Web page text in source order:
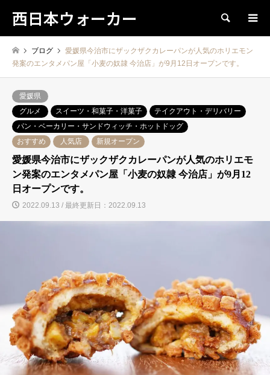
西日本ウォーカー 検索
ブログ
愛媛県今治市にザックザクカレーパンが人気のホリエモン
発案のエンタメパン屋「小麦の奴隷 今治店」が9月12日オープンです。
愛媛県
グルメ
スイーツ・和菓子・洋菓子
テイクアウト・デリバリー
パン・ベーカリー・サンドウィッチ・ホットドッグ
おすすめ
人気店 新規オープン
愛媛県今治市にザックザクカレーパンが人気のホリエモ
ン発案のエンタメパン屋「小麦の奴隷 今治店」が9月12
日オープンです。
2022.09.13 / 最終更新日：2022.09.13